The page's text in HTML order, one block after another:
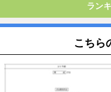
ラン
こちら